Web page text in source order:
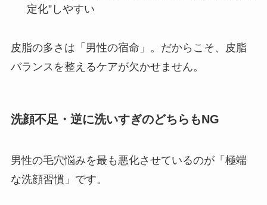
定化”しやすい
皮脂の多さは「男性の宿命」。だからこそ、皮脂
バランスを整えるケアが欠かせません。
洗顔不足・逆に洗いすぎのどちらもNG
男性の毛穴悩みを最も悪化させているのが「極端
な洗顔習慣」です。